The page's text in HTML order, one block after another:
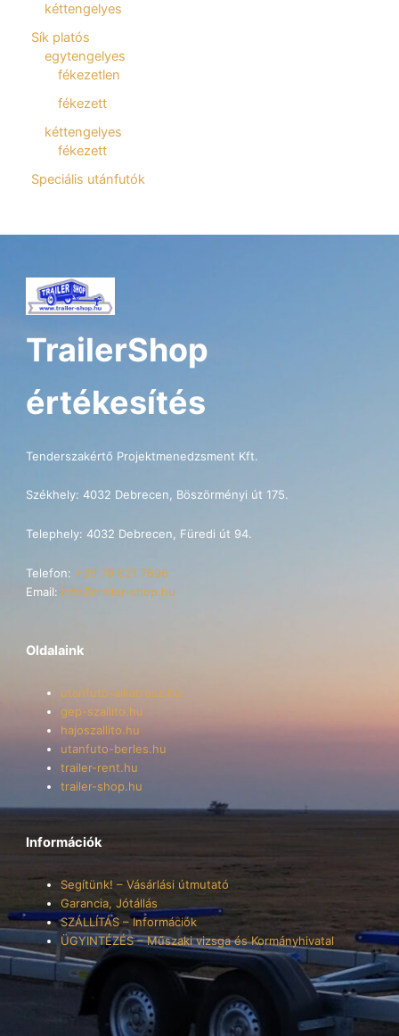
kéttengelyes
Sík platós
egytengelyes
fékezetlen
fékezett
kéttengelyes
fékezett
Speciális utánfutók
TrailerShop
értékesítés
Tenderszakértő Projektmenedzsment Kft.
Székhely: 4032 Debrecen, Böszörményi út 175.
Telephely: 4032 Debrecen, Füredi út 94.
Telefon: +36 70 621 7696
Email: info@trailer-shop.hu
Oldalaink
utanfuto-alkatresz.hu
gep-szallito.hu
hajoszallito.hu
utanfuto-berles.hu
trailer-rent.hu
trailer-shop.hu
Információk
Segítünk! – Vásárlási útmutató
Garancia, Jótállás
SZÁLLÍTÁS – Információk
ÜGYINTÉZÉS – Műszaki vizsga és Kormányhivatal